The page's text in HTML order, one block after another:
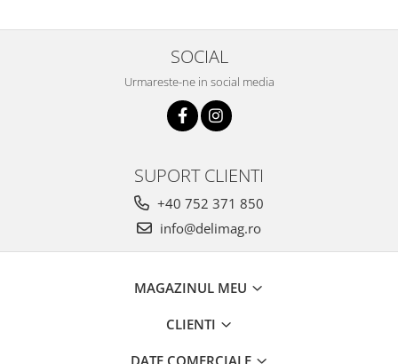
SOCIAL
Urmareste-ne in social media
SUPORT CLIENTI
+40 752 371 850
info@delimag.ro
MAGAZINUL MEU
CLIENTI
DATE COMERCIALE